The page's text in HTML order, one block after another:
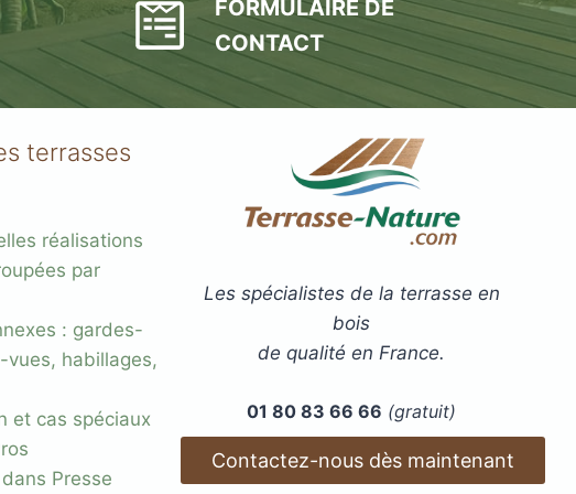
FORMULAIRE DE
CONTACT
terrasses
réalisations
par
: gardes-
vues, habillages,
et cas spéciaux
Presse
Les spécialistes de la terrasse en
bois
de qualité en France.
01 80 83 66 66 (gratuit)
Contactez-nous dès maintenant